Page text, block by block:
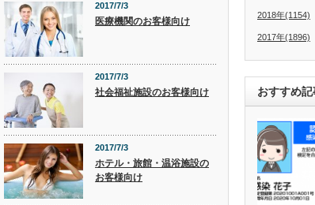
2017/7/3
医療機関のお客様向け
2017/7/3
社会福祉施設のお客様向け
2017/7/3
ホテル・旅館・温浴施設の
お客様向け
2018年(1154)
2017年(1896)
おすすめ記